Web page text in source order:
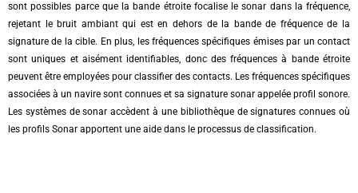
sont possibles parce que la bande étroite focalise le sonar dans la fréquence,
rejetant le bruit ambiant qui est en dehors de la bande de fréquence de la
signature de la cible. En plus, les fréquences spécifiques émises par un contact
sont uniques et aisément identifiables, donc des fréquences à bande étroite
peuvent être employées pour classifier des contacts. Les fréquences spécifiques
associées à un navire sont connues et sa signature sonar appelée profil sonore.
Les systèmes de sonar accèdent à une bibliothèque de signatures connues où
les profils Sonar apportent une aide dans le processus de classification.